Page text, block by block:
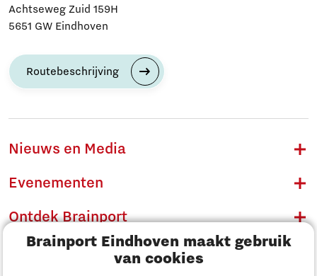
Brainport Eindhoven maakt gebruik
van cookies
Achtseweg Zuid 159H
5651 GW Eindhoven
Routebeschrijving
Nieuws en Media
Evenementen
Ontdek Brainport
Innovatie